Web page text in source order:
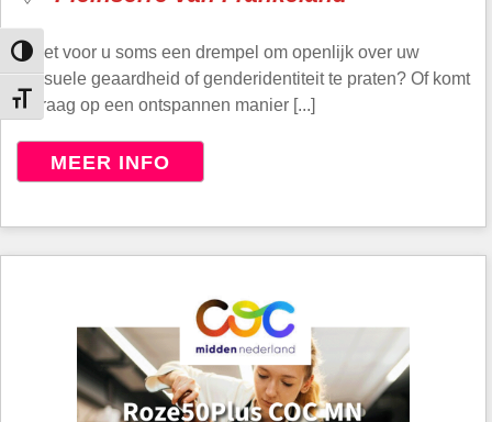
Keuze voor hoog contrast
Kies grootte van het lettertype
Is het voor u soms een drempel om openlijk over uw
seksuele geaardheid of genderidentiteit te praten? Of komt
u graag op een ontspannen manier [...]
MEER INFO